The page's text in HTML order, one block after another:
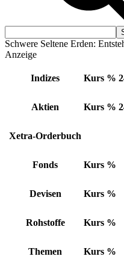
Schwere Seltene Erden:
Anzeige
Indizes Kurs %
Aktien Kurs %
Xetra-Orderbuch
Fonds Kurs %
Devisen Kurs %
Rohstoffe Kurs %
Themen Kurs %